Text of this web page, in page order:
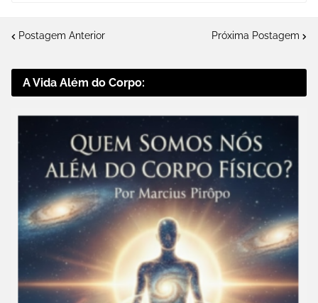
Postagem Anterior Próxima Postagem
A Vida Além do Corpo: